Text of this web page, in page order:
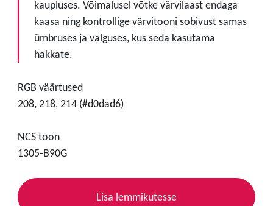
kaupluses. Võimalusel võtke värvilaast endaga
kaasa ning kontrollige värvitooni sobivust samas
ümbruses ja valguses, kus seda kasutama
hakkate.
RGB väärtused
208, 218, 214 (#d0dad6)
NCS toon
1305-B90G
Lisa lemmikutesse